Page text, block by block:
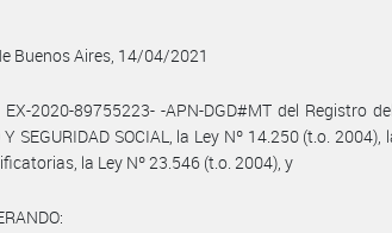
Buenos Aires, 14/04/2021
EX-2020-89755223- -APN-DGD#MT del Registro
Y SEGURIDAD SOCIAL, la Ley Nº 14.250 (t.o.
la Ley Nº 23.546 (t.o. 2004), y